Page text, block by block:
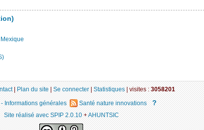
|Plan du site|Se connecter|Statistiques|visites :3058201
Informations générales Santé nature innovations ?
Site réalisé avec SPIP 2.0.10+AHUNTSIC